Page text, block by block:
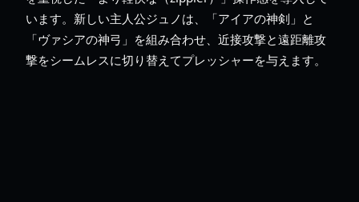
います。新しい主人公ジュノは、「アイアの神剣」と
「ヴァシアの神弓」を組み合わせ、近接攻撃と遠距離攻
撃をシームレスに切り替えてプレッシャーを与えます。